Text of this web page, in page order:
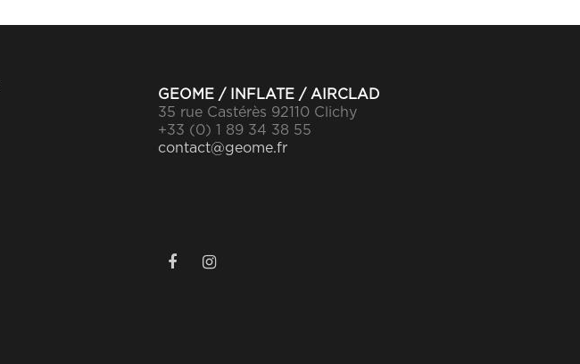
GEOME / INFLATE / AIRCLAD
35 rue Castérès 92110 Clichy
+33 (0) 1 89 34 38 55
contact@geome.fr